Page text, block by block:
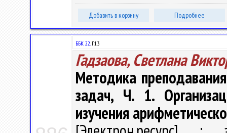
Добавить в корзину Подробнее
ББК 22.Г13
Гадзаова, Светлана
Методика
задач, Ч. 1.
изучения